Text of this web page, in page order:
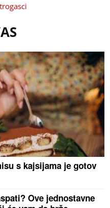
s kajsijama je gotov
Ove jednostavne